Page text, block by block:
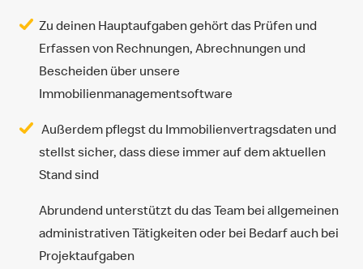
Zu deinen Hauptaufgaben gehört das Prüfen und
Erfassen von Rechnungen, Abrechnungen und
Bescheiden über unsere
Immobilienmanagementsoftware
Außerdem pflegst du Immobilienvertragsdaten und
stellst sicher, dass diese immer auf dem aktuellen
Stand sind
Abrundend unterstützt du das Team bei allgemeinen
administrativen Tätigkeiten oder bei Bedarf auch bei
Projektaufgaben